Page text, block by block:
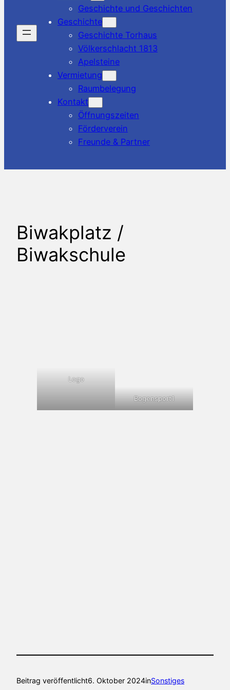
Geschichte und Geschichten
Geschichte
Geschichte Torhaus
Völkerschlacht 1813
Apelsteine
Vermietung
Raumbelegung
Kontakt
Öffnungszeiten
Förderverein
Freunde & Partner
Biwakplatz /
Biwakschule
Logo
Bogensport1
Beitrag veröffentlicht6. Oktober 2024inSonstiges